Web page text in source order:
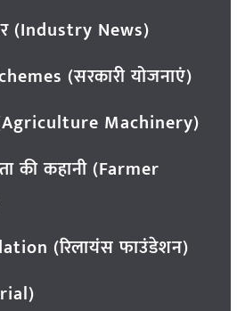
(Industry News)
(सरकारी योजनाएं)
(Agriculture Machinery)
की कहानी (Farmer
(रिलायंस फाउंडेशन)